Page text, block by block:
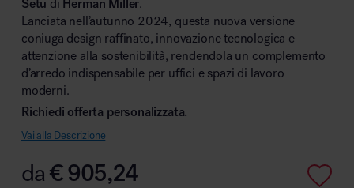
Area outdoor
Area hospitality
Setu di Herman Miller.
Lanciata nell’autunno 2024, questa nuova versione
coniuga design raffinato, innovazione tecnologica e
attenzione alla sostenibilità, rendendola un complemento
d’arredo indispensabile per uffici e spazi di lavoro
moderni.
Richiedi offerta personalizzata.
Vai alla Descrizione
da€905,24